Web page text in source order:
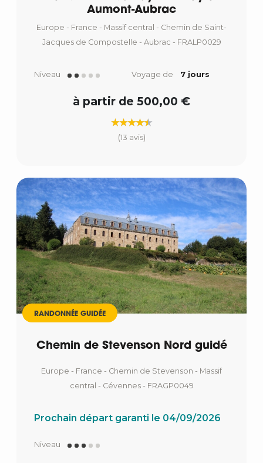
Aumont-Aubrac
Europe - France - Massif central - Chemin de Saint-
Jacques de Compostelle - Aubrac - FRALP0029
Niveau Voyage de 7 jours
à partir de 500,00 €
(13 avis)
RANDONNÉE GUIDÉE
Chemin de Stevenson Nord guidé
Europe - France - Chemin de Stevenson - Massif
central - Cévennes - FRAGP0049
Prochain départ garanti le 04/09/2026
Niveau